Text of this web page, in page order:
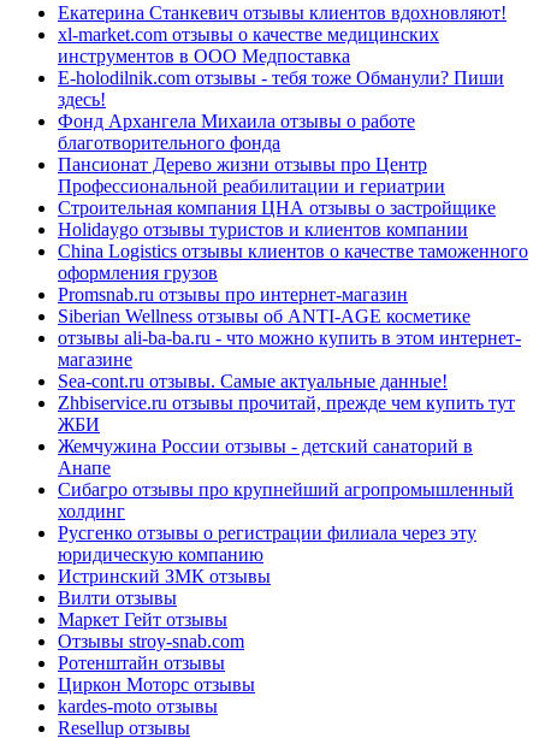
Екатерина Станкевич отзывы клиентов вдохновляют!
xl-market.com отзывы о качестве медицинских
инструментов в ООО Медпоставка
E-holodilnik.com отзывы - тебя тоже Обманули? Пиши
здесь!
Фонд Архангела Михаила отзывы о работе
благотворительного фонда
Пансионат Дерево жизни отзывы про Центр
Профессиональной реабилитации и гериатрии
Строительная компания ЦНА отзывы о застройщике
Holidaygo отзывы туристов и клиентов компании
China Logistics отзывы клиентов о качестве таможенного
оформления грузов
Promsnab.ru отзывы про интернет-магазин
Siberian Wellness отзывы об ANTI-AGE косметике
отзывы ali-ba-ba.ru - что можно купить в этом интернет-
магазине
Sea-cont.ru отзывы. Самые актуальные данные!
Zhbiservice.ru отзывы прочитай, прежде чем купить тут
ЖБИ
Жемчужина России отзывы - детский санаторий в
Анапе
Сибагро отзывы про крупнейший агропромышленный
холдинг
Русгенко отзывы о регистрации филиала через эту
юридическую компанию
Истринский ЗМК отзывы
Вилти отзывы
Маркет Гейт отзывы
Отзывы stroy-snab.com
Ротенштайн отзывы
Циркон Моторс отзывы
kardes-moto отзывы
Resellup отзывы